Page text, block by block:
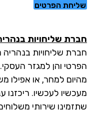
הפרטים
שליחויות בנהריה –
שליחויות בנהריה
והן למגזר העסקי.
למחר, או אפילו משלוח
לעכשיו. ריכזנו
שירותי משלוחים.